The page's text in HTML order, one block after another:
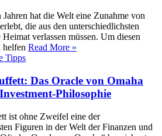
Jahren hat die Welt eine Zunahme von
die aus den unterschiedlichsten
verlassen müssen. Um diesen
helfen Read More »
Das Oracle von Omaha
Philosophie
ist ohne Zweifel eine der
Figuren in der Welt der Finanzen und